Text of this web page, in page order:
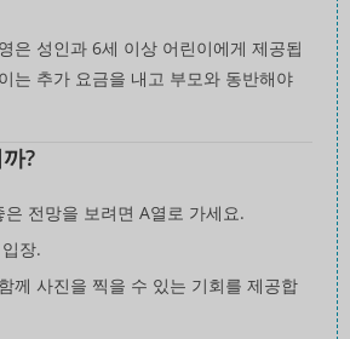
은 성인과 6세 이상 어린이에게 제공됩
는 추가 요금을 내고 부모와 동반해야
?
은 전망을 보려면 A열로 가세요.
장.
께 사진을 찍을 수 있는 기회를 제공합